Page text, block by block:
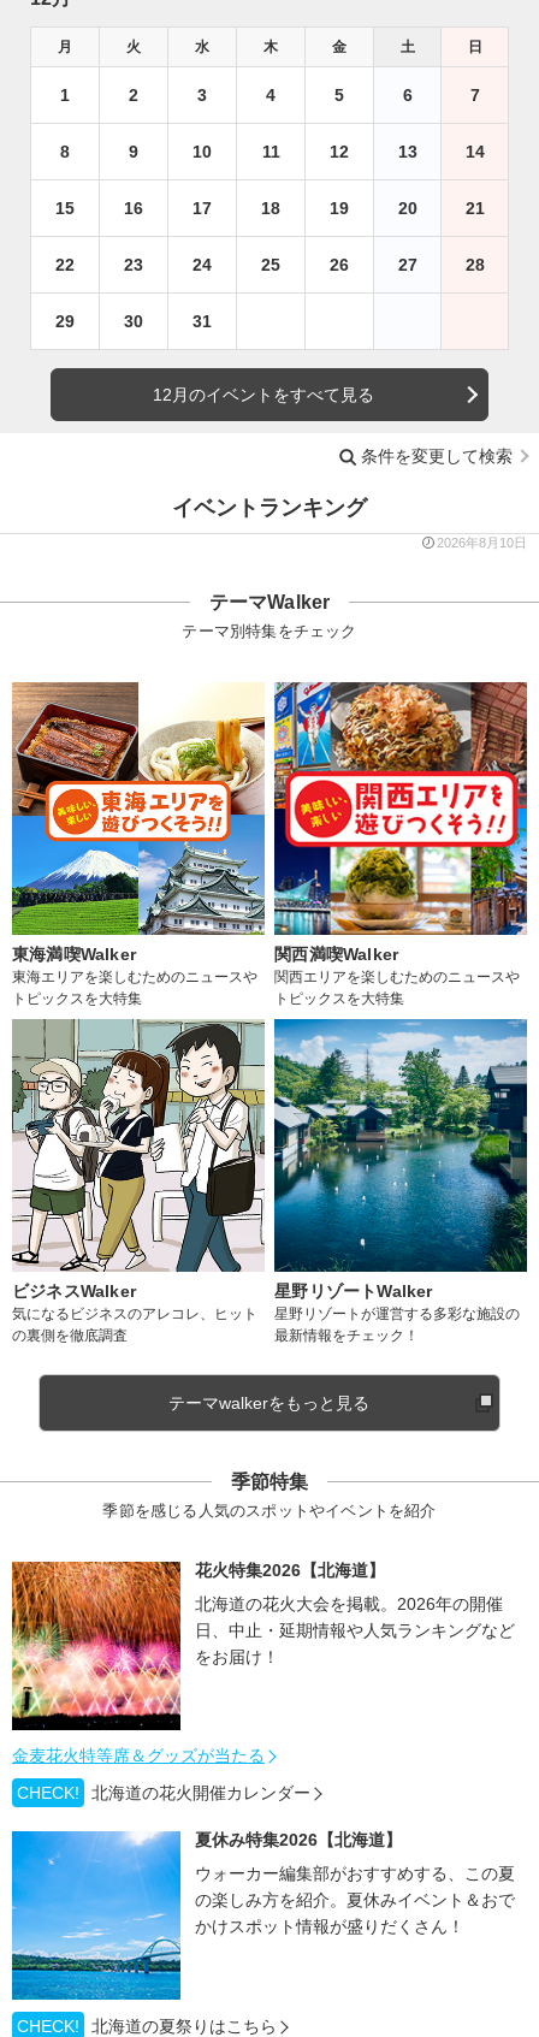
月 火 水 木 金 土 日
1 2 3 4 5 6 7
8 9 10 11 12 13 14
15 16 17 18 19 20 21
22 23 24 25 26 27 28
29 30 31
12月のイベントをすべて見る
条件を変更して検索
イベントランキング
2026年8月10日
テーマWalker
テーマ別特集をチェック
東海満喫Walker
東海エリアを楽しむためのニュースや
トピックスを大特集
関西満喫Walker
関西エリアを楽しむためのニュースや
トピックスを大特集
ビジネスWalker
気になるビジネスのアレコレ、ヒット
の裏側を徹底調査
星野リゾートWalker
星野リゾートが運営する多彩な施設の
最新情報をチェック！
テーマwalkerをもっと見る
季節特集
季節を感じる人気のスポットやイベントを紹介
花火特集2026【北海道】
北海道の花火大会を掲載。2026年の開催
日、中止・延期情報や人気ランキングなど
をお届け！
金麦花火特等席＆グッズが当たる
CHECK!
北海道の花火開催カレンダー
夏休み特集2026【北海道】
ウォーカー編集部がおすすめする、この夏
の楽しみ方を紹介。夏休みイベント＆おで
かけスポット情報が盛りだくさん！
CHECK! 北海道の夏祭りはこちら